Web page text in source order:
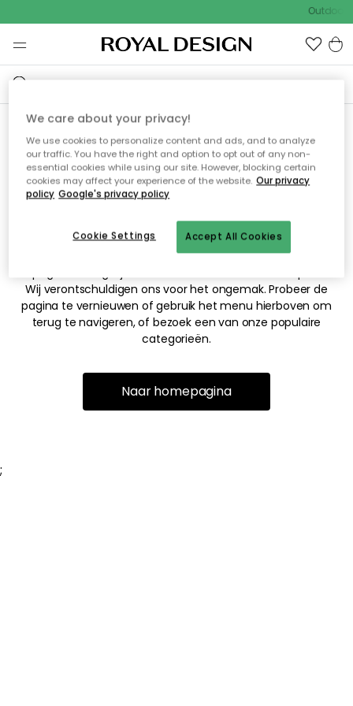
Outdoor
Sorry! De pagina waarnaar
je hebt gezocht kan niet
worden weergegeven.
Wij verontschuldigen ons voor het ongemak. Probeer de
pagina te vernieuwen of gebruik het menu hierboven om
terug te navigeren, of bezoek een van onze populaire
categorieën.
Naar homepagina
;
We care about your privacy!
We use cookies to personalize content and ads, and to analyze
our traffic. You have the right and option to opt out of any non-
essential cookies while using our site. However, blocking certain
cookies may affect your experience of the website. Our privacy
policy Google's privacy policy
Accept All Cookies
Cookie Settings